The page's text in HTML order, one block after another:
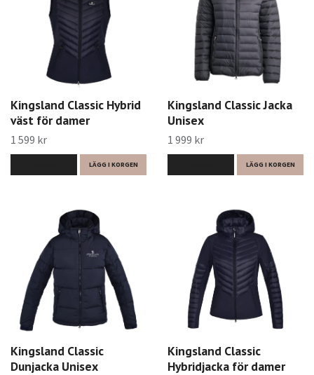
Kingsland Classic Hybrid
väst för damer
1 599 kr
LÄGG I KORGEN
Kingsland Classic Jacka
Unisex
1 999 kr
LÄGG I KORGEN
Kingsland Classic
Dunjacka Unisex
Kingsland Classic
Hybridjacka för damer